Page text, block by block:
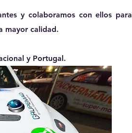
y colaboramos con ellos para
mayor calidad.
y Portugal.